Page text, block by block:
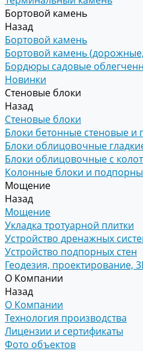
Бортовой камень
Назад
Бортовой камень
Бортовой камень
Бордюры садовые
Новинки
Стеновые блоки
Назад
Стеновые блоки
Блоки бетонные стеновые и
Блоки облицовочные
Блоки облицовочные с
Колонные блоки и
Мощение
Назад
Мощение
Укладка тротуарной плитки
Устройство дренажных
Устройство подпорных стен
Геодезия, проектирование,
О Компании
Назад
О Компании
Технология производства
Лицензии и сертификаты
Фото объектов